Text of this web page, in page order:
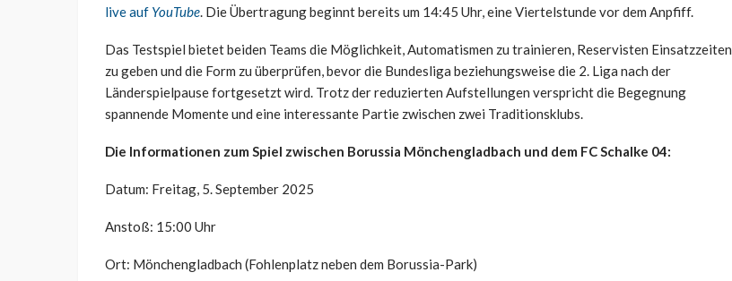
live auf YouTube. Die Übertragung beginnt bereits um 14:45 Uhr, eine Viertelstunde vor dem Anpfiff.
Das Testspiel bietet beiden Teams die Möglichkeit, Automatismen zu trainieren, Reservisten Einsatzzeiten
zu geben und die Form zu überprüfen, bevor die Bundesliga beziehungsweise die 2. Liga nach der
Länderspielpause fortgesetzt wird. Trotz der reduzierten Aufstellungen verspricht die Begegnung
spannende Momente und eine interessante Partie zwischen zwei Traditionsklubs.
Die Informationen zum Spiel zwischen Borussia Mönchengladbach und dem FC Schalke 04:
Datum: Freitag, 5. September 2025
Anstoß: 15:00 Uhr
Ort: Mönchengladbach (Fohlenplatz neben dem Borussia-Park)